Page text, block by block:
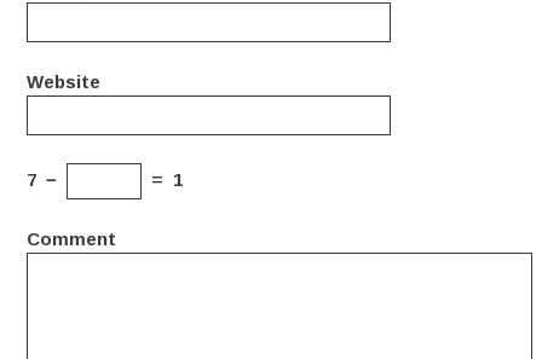
Website
7 − = 1
Comment